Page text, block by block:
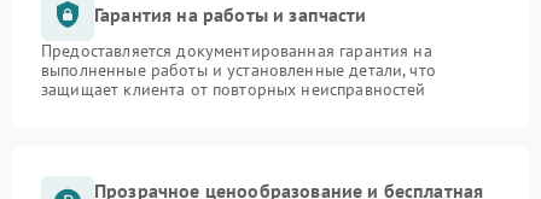
Гарантия на работы и запчасти
Предоставляется документированная гарантия на
выполненные работы и установленные детали, что
защищает клиента от повторных неисправностей
Прозрачное ценообразование и бесплатная